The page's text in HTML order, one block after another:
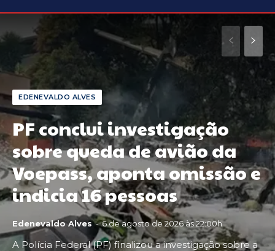
EDENEVALDO ALVES
PF conclui investigação
sobre queda de avião da
Voepass, aponta omissão e
indicia 16 pessoas
Edenevaldo Alves - 6 de agosto de 2026 às 22:00h
A Polícia Federal (PF) finalizou a investigação sobre a